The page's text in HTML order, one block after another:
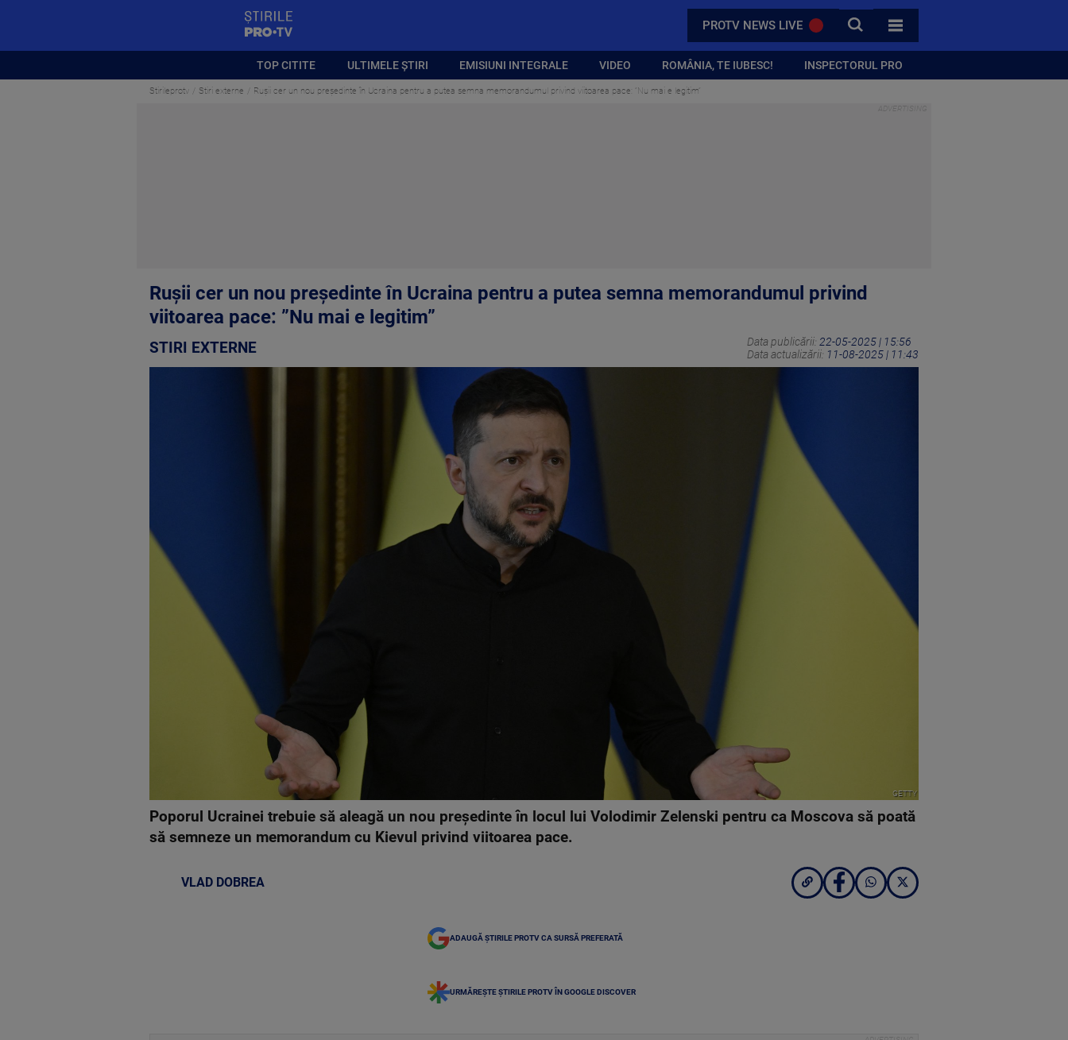
PROTV NEWS LIVE CAUTA
TOATE CATEGORIILE
TOP CITITE ULTIMELE ȘTIRI EMISIUNI INTEGRALE VIDEO ROMÂNIA, TE IUBESC! INSPECTORUL PRO
Stirileprotv Stiri externe Rușii cer un nou președinte în Ucraina pentru a putea semna memorandumul privind viitoarea pace: ”Nu mai e legitim”
Rușii cer un nou președinte în Ucraina pentru a putea semna memorandumul privind
viitoarea pace: ”Nu mai e legitim”
STIRI EXTERNE Data publicării: 22-05-2025 | 15:56
Data actualizării: 11-08-2025 | 11:43
GETTY
Poporul Ucrainei trebuie să aleagă un nou preşedinte în locul lui Volodimir Zelenski pentru ca Moscova să poată
să semneze un memorandum cu Kievul privind viitoarea pace.
VLAD DOBREA
ADAUGĂ ȘTIRILE PROTV CA SURSĂ PREFERATĂ
URMĂREȘTE ȘTIRILE PROTV ÎN GOOGLE DISCOVER